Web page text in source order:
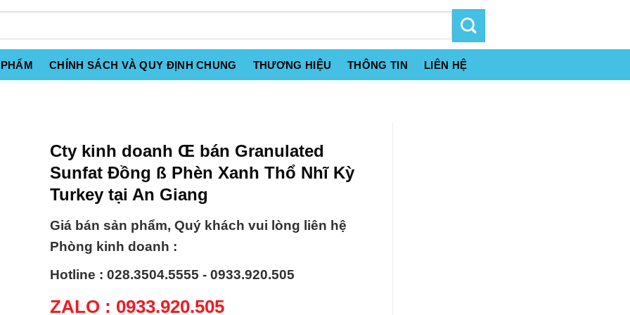
CHÍNH SÁCH VÀ QUY ĐỊNH CHUNG THƯƠNG HIỆU THÔNG TIN LIÊN HỆ
Cty kinh doanh Œ bán Granulated
Sunfat Đồng ß Phèn Xanh Thổ Nhĩ Kỳ
Turkey tại An Giang
Giá bán sản phẩm, Quý khách vui lòng liên hệ
Phòng kinh doanh :
Hotline : 028.3504.5555 - 0933.920.505
ZALO : 0933.920.505